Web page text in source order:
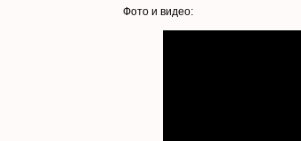
Фото и видео: